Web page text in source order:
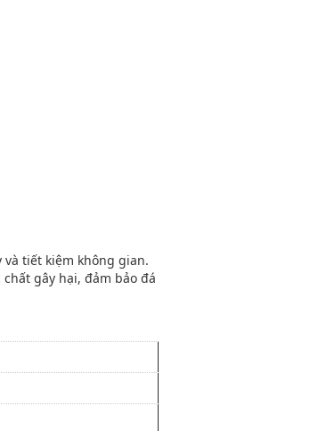
tiết kiệm không gian.
gây hại, đảm bảo đá